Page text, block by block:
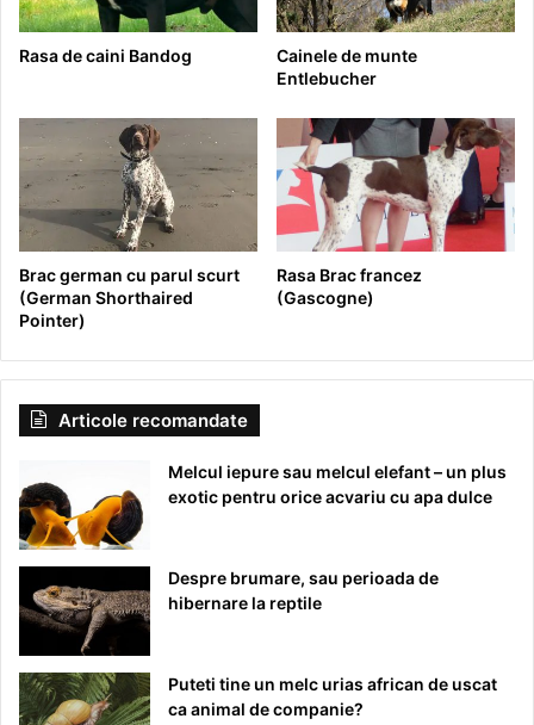
Rasa de caini Bandog
Cainele de munte
Entlebucher
Brac german cu parul scurt
(German Shorthaired
Pointer)
Rasa Brac francez
(Gascogne)
Articole recomandate
Melcul iepure sau melcul elefant – un plus
exotic pentru orice acvariu cu apa dulce
Despre brumare, sau perioada de
hibernare la reptile
Puteti tine un melc urias african de uscat
ca animal de companie?